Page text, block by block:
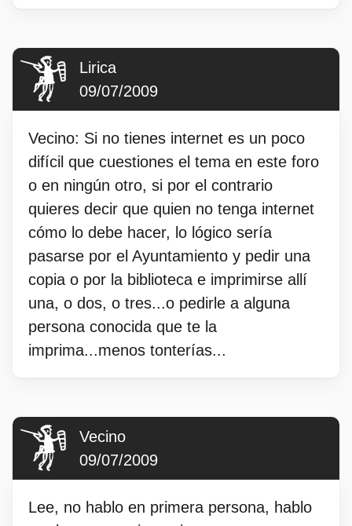
Lirica
09/07/2009
Vecino: Si no tienes internet es un poco
difícil que cuestiones el tema en este foro
o en ningún otro, si por el contrario
quieres decir que quien no tenga internet
cómo lo debe hacer, lo lógico sería
pasarse por el Ayuntamiento y pedir una
copia o por la biblioteca e imprimirse allí
una, o dos, o tres...o pedirle a alguna
persona conocida que te la
imprima...menos tonterías...
Vecino
09/07/2009
Lee, no hablo en primera persona, hablo